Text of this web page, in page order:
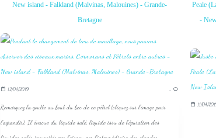
New island - Falkland (Malvinas, Malouines) - Grande-
Bretagne
12/04/2019 …
Remarquez la goutte au bout du bec de ce pétrel (cliquez sur l'image pour
l'agrandir). Il évacue du liquide salé, liquide issu de l'épuration des
Peale
-
11/04/